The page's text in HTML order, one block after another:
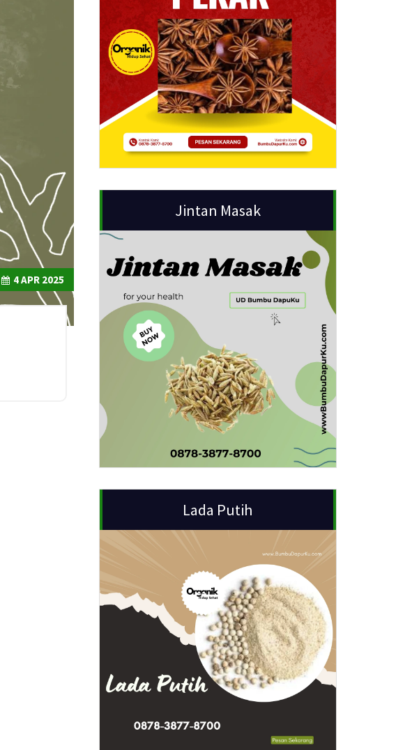
4APR 2025
Jintan Masak
Lada Putih